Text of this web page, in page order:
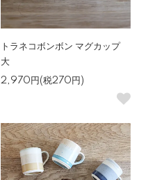
トラネコボンボン マグカップ
大
2,970円(税270円)